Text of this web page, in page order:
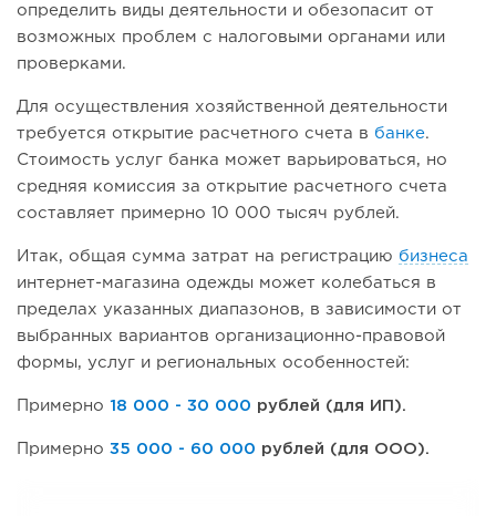
определить виды деятельности и обезопасит от
возможных проблем с налоговыми органами или
проверками.
Для осуществления хозяйственной деятельности
требуется открытие расчетного счета в банке.
Стоимость услуг банка может варьироваться, но
средняя комиссия за открытие расчетного счета
составляет примерно 10 000 тысяч рублей.
Итак, общая сумма затрат на регистрацию бизнеса
интернет-магазина одежды может колебаться в
пределах указанных диапазонов, в зависимости от
выбранных вариантов организационно-правовой
формы, услуг и региональных особенностей:
Примерно 18 000 - 30 000 рублей (для ИП).
Примерно 35 000 - 60 000 рублей (для ООО).